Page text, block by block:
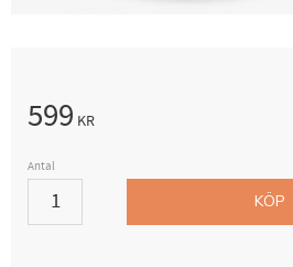
599 KR
Antal
KÖP